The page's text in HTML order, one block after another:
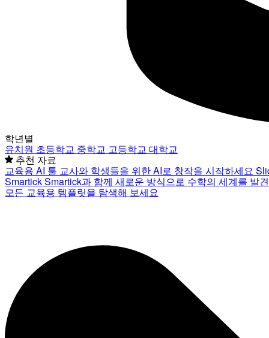
학년별
유치원 초등학교 중학교 고등학교 대학교
추천 자료
교육용 AI 툴 교사와 학생들을 위한 AI로 창작을 시작하세요
SmartickSmartick과 함께 새로운 방식으로 수학의 세계를 발
모든 교육용 템플릿을 탐색해 보세요